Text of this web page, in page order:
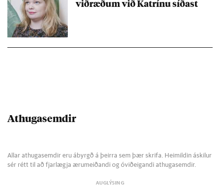
við­ræð­um við Katrínu síð­ast
Athugasemdir
Allar athugasemdir eru ábyrgð á þeirra sem þær skrifa. Heimildin áskilur
sér rétt til að fjarlægja ærumeiðandi og óviðeigandi athugasemdir.